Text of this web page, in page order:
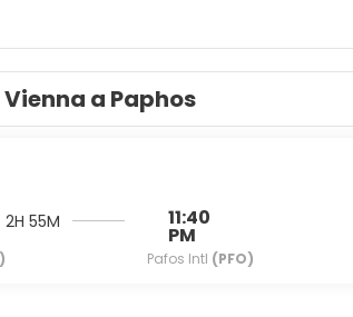
e asciugacapelli. I comfort includono
Presso questa struttura troverai un
una reception aperta 24 ore su 24 e
a Paphos
2H 55M 11:40
PM
Pafos Intl (PFO)